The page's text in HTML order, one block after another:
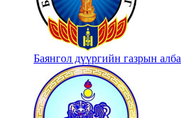
Баянгол дүүргийн газрын алба